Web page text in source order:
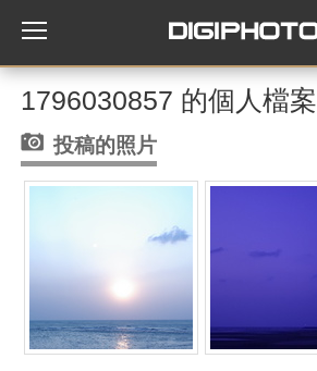
1796030857 的個人檔案
投稿的照片